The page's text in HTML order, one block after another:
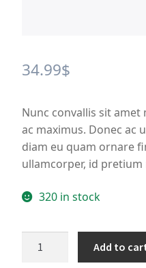
34.99$
Nunc convallis sit
ac maximus. Donec ac
diam eu quam ornare
ullamcorper, id
320 in stock
Add to